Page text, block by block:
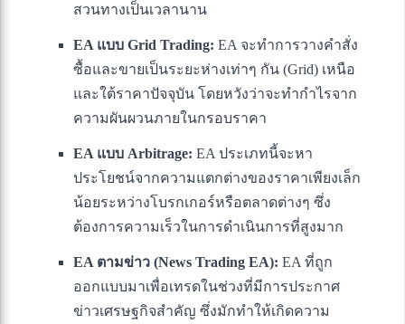
สวนทางเป็นเวลานาน
EA แบบ Grid Trading: EA จะทำการวางคำสั่ง
ซื้อและขายเป็นระยะห่างเท่าๆ กัน (Grid) เหนือ
และใต้ราคาปัจจุบัน โดยหวังว่าจะทำกำไรจาก
ความผันผวนภายในกรอบราคา
EA แบบ Arbitrage: EA ประเภทนี้จะหา
ประโยชน์จากความแตกต่างของราคาเพียงเล็ก
น้อยระหว่างโบรกเกอร์หรือตลาดต่างๆ ซึ่ง
ต้องการความเร็วในการดำเนินการที่สูงมาก
EA ตามข่าว (News Trading EA): EA ที่ถูก
ออกแบบมาเพื่อเทรดในช่วงที่มีการประกาศ
ข่าวเศรษฐกิจสำคัญ ซึ่งมักทำให้เกิดความ